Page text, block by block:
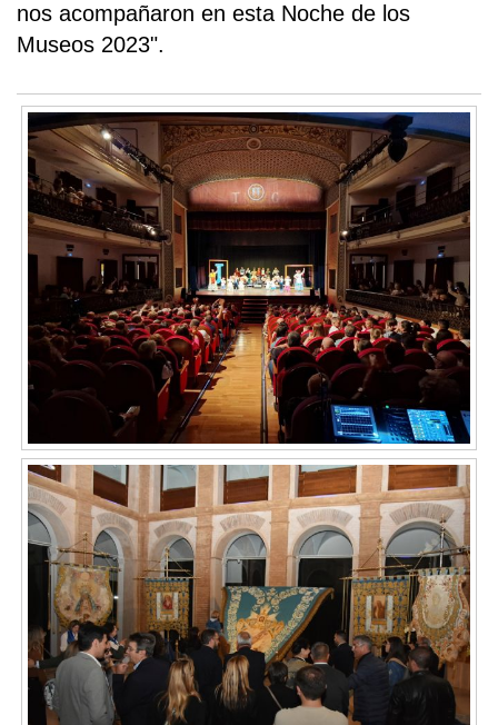
nos acompañaron en esta Noche de los
Museos 2023".